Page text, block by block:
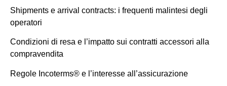
Shipments e arrival contracts: i frequenti malintesi degli
operatori
Condizioni di resa e l’impatto sui contratti accessori alla
compravendita
Regole Incoterms® e l’interesse all’assicurazione